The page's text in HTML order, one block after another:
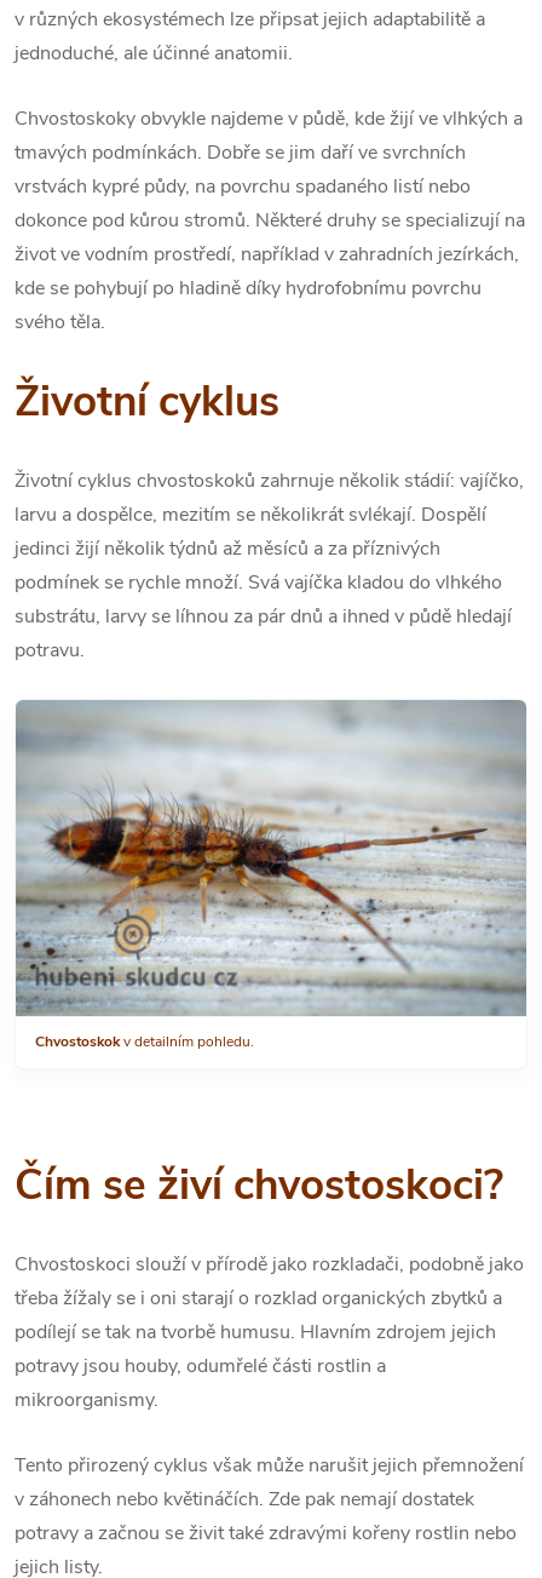
v různých ekosystémech lze připsat jejich adaptabilitě a
jednoduché, ale účinné anatomii.
Chvostoskoky obvykle najdeme v půdě, kde žijí ve vlhkých a
tmavých podmínkách. Dobře se jim daří ve svrchních
vrstvách kypré půdy, na povrchu spadaného listí nebo
dokonce pod kůrou stromů. Některé druhy se specializují na
život ve vodním prostředí, například v zahradních jezírkách,
kde se pohybují po hladině díky hydrofobnímu povrchu
svého těla.
Životní cyklus
Životní cyklus chvostoskoků zahrnuje několik stádií: vajíčko,
larvu a dospělce, mezitím se několikrát svlékají. Dospělí
jedinci žijí několik týdnů až měsíců a za příznivých
podmínek se rychle množí. Svá vajíčka kladou do vlhkého
substrátu, larvy se líhnou za pár dnů a ihned v půdě hledají
potravu.
Chvostoskokv detailním pohledu.
Čím se živí chvostoskoci?
Chvostoskoci slouží v přírodě jako rozkladači, podobně jako
třeba žížaly se i oni starají o rozklad organických zbytků a
podílejí se tak na tvorbě humusu. Hlavním zdrojem jejich
potravy jsou houby, odumřelé části rostlin a
mikroorganismy.
Tento přirozený cyklus však může narušit jejich přemnožení
v záhonech nebo květináčích. Zde pak nemají dostatek
potravy a začnou se živit také zdravými kořeny rostlin nebo
jejich listy.